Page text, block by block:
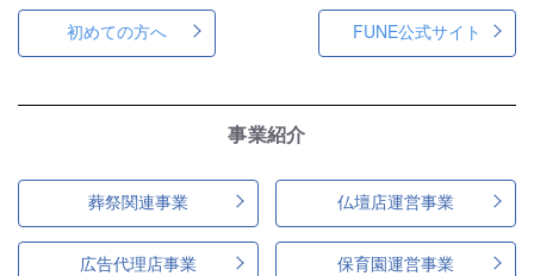
初めての方へ FUNE公式サイト
事業紹介
葬祭関連事業 仏壇店運営事業
広告代理店事業 保育園運営事業